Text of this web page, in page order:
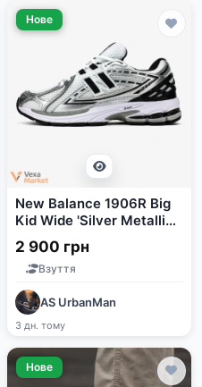
Нове
New Balance 1906R Big
Kid Wide 'Silver Metallic
Black'
2 900 грн
Взуття
AS UrbanMan
3 дн. тому
Нове